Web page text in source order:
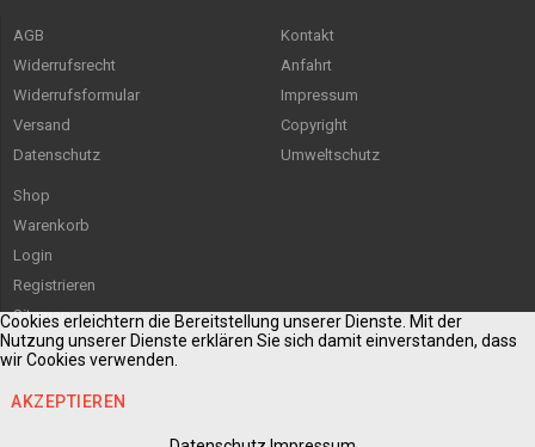
AGB
Widerrufsrecht
Widerrufsformular
Versand
Datenschutz
Kontakt
Anfahrt
Impressum
Copyright
Umweltschutz
Shop
Warenkorb
Login
Registrieren
Sitemap
Cookies erleichtern die Bereitstellung unserer Dienste. Mit der
Nutzung unserer Dienste erklären Sie sich damit einverstanden, dass
wir Cookies verwenden.
AKZEPTIEREN